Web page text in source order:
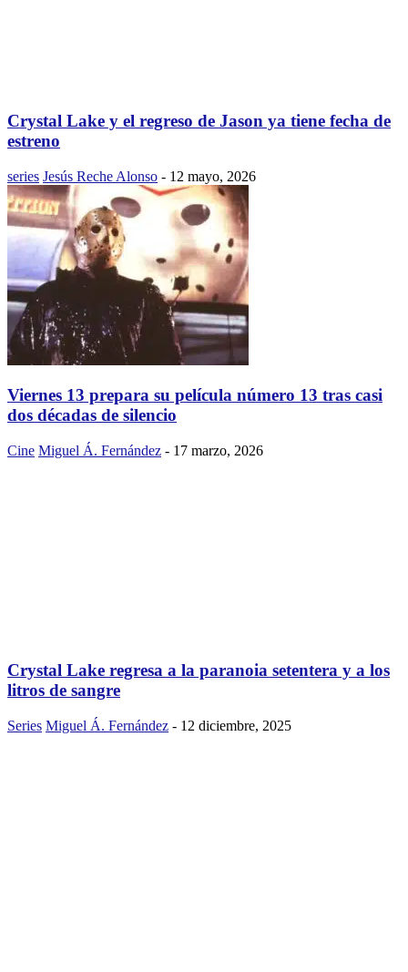
Crystal Lake y el regreso de Jason ya tiene fecha de
estreno
series Jesús Reche Alonso - 12 mayo, 2026
Viernes 13 prepara su película número 13 tras casi
dos décadas de silencio
Cine Miguel Á. Fernández - 17 marzo, 2026
Crystal Lake regresa a la paranoia setentera y a los
litros de sangre
Series Miguel Á. Fernández - 12 diciembre, 2025